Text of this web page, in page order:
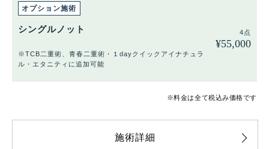
シングルノット
※TCB二重術、青春二重術・１dayクイックアイナチュラ
ル・エタニティに追加可能
4点
¥55,000
※料金は全て税込み価格です
施術詳細